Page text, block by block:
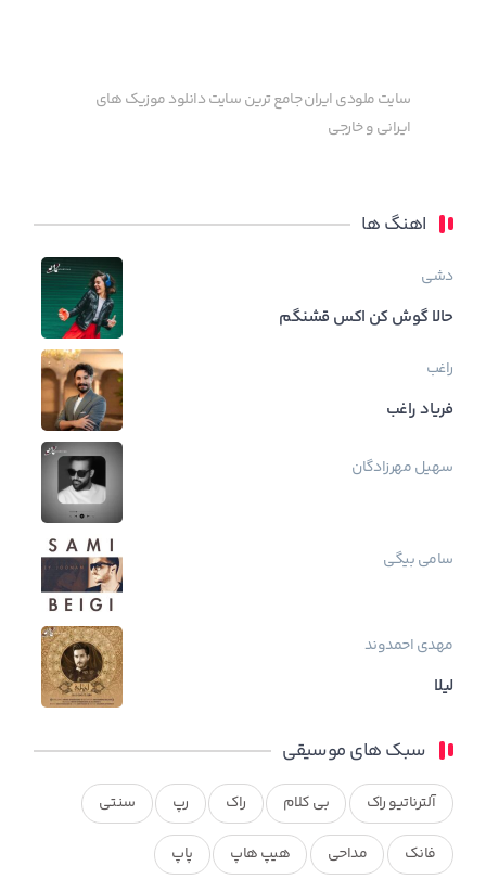
سایت ملودی ایران جامع ترین سایت دانلود موزیک های
ایرانی و خارجی
اهنگ ها
دشی
حالا گوش کن اکس قشنگم
راغب
فریاد راغب
سهیل مهرزادگان
سامی بیگی
مهدی احمدوند
لیلا
سبک های موسیقی
آلترناتیو راک بی کلام راک رپ سنتی
فانک مداحی هیپ هاپ پاپ